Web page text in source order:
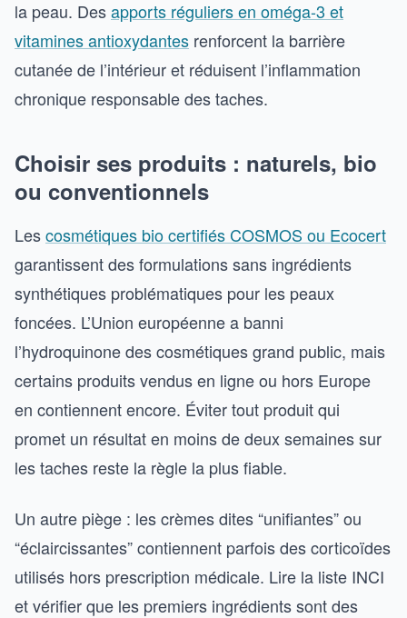
la peau. Desapports réguliers en oméga-3 et
vitamines antioxydantes renforcent la barrière
cutanée de l’intérieur et réduisent l’inflammation
chronique responsable des taches.
Choisir ses produits : naturels, bio
ou conventionnels
Lescosmétiques bio certifiés COSMOS ou Ecocert
garantissent des formulations sans ingrédients
synthétiques problématiques pour les peaux
foncées. L’Union européenne a banni
l’hydroquinone des cosmétiques grand public, mais
certains produits vendus en ligne ou hors Europe
en contiennent encore. Éviter tout produit qui
promet un résultat en moins de deux semaines sur
les taches reste la règle la plus fiable.
Un autre piège : les crèmes dites “unifiantes” ou
“éclaircissantes” contiennent parfois des corticoïdes
utilisés hors prescription médicale. Lire la liste INCI
et vérifier que les premiers ingrédients sont des